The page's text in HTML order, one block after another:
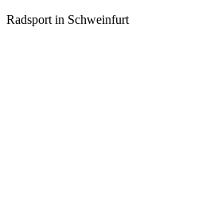
Radsport in Schweinfurt